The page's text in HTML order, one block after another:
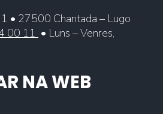
• 27500 Chantada – Lugo
00 11 • Luns – Venres,
NA WEB